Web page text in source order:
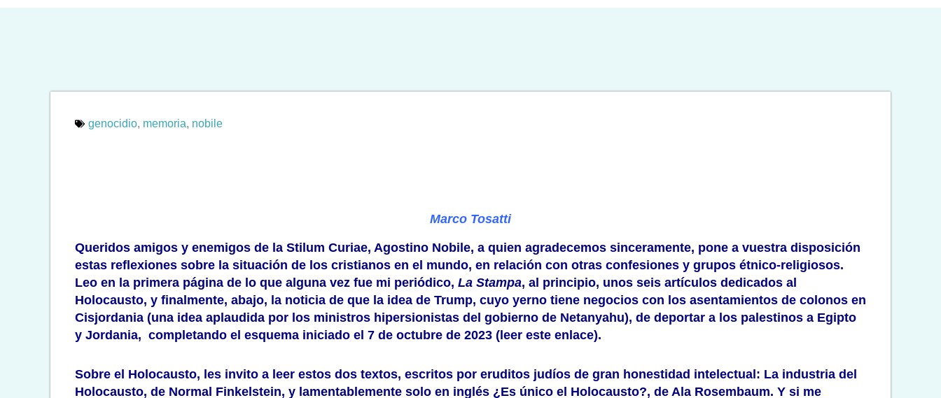
genocidio, memoria, nobile
Marco Tosatti
Queridos amigos y enemigos de la Stilum Curiae, Agostino Nobile, a quien agradecemos sinceramente, pone a vuestra disposición
estas reflexiones sobre la situación de los cristianos en el mundo, en relación con otras confesiones y grupos étnico-religiosos.
Leo en la primera página de lo que alguna vez fue mi periódico, La Stampa, al principio, unos seis artículos dedicados al
Holocausto, y finalmente, abajo, la noticia de que la idea de Trump, cuyo yerno tiene negocios con los asentamientos de colonos en
Cisjordania (una idea aplaudida por los ministros hipersionistas del gobierno de Netanyahu), de deportar a los palestinos a Egipto
y Jordania, completando el esquema iniciado el 7 de octubre de 2023 (leer este enlace).
Sobre el Holocausto, les invito a leer estos dos textos, escritos por eruditos judíos de gran honestidad intelectual: La industria del
Holocausto, de Normal Finkelstein, y lamentablemente solo en inglés ¿Es único el Holocausto?, de Ala Rosembaum. Y si me